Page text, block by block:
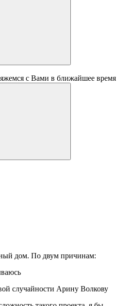
с Вами в ближайшее время
дом. По двум причинам:
случайности Арину Волкову